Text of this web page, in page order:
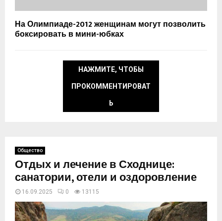
На Олимпиаде-2012 женщинам могут позволить
боксировать в мини-юбках
НАЖМИТЕ, ЧТОБЫ
ПРОКОММЕНТИРОВАТ
Ь
Общество
Отдых и лечение в Сходнице:
санатории, отели и оздоровление
16.09.2025 0 13115